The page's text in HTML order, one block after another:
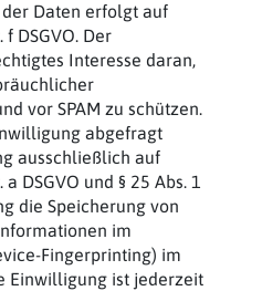
Daten erfolgt auf
DSGVO. Der
Interesse daran,
vor SPAM zu schützen.
abgefragt
ausschließlich auf
DSGVO und § 25 Abs. 1
die Speicherung von
im
Fingerprinting) im
Einwilligung ist jederzeit